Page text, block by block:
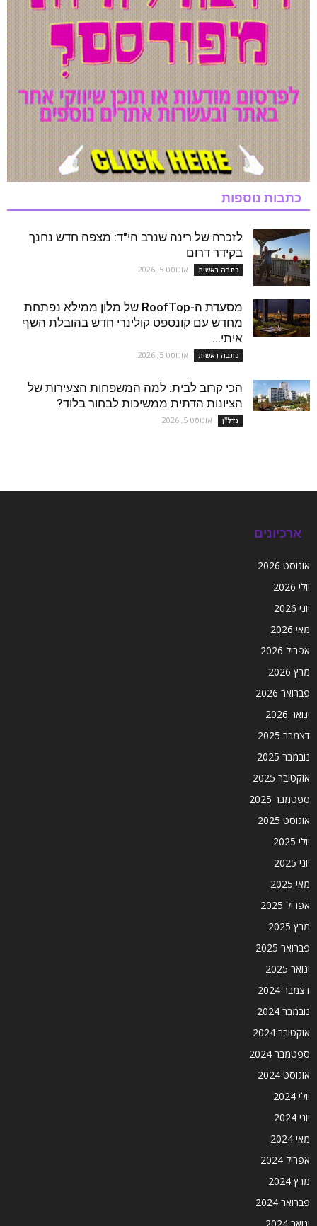
כתבות נוספות
לזכרה של רינה שנרב הי"ד: מצפה חדש נחנך
בקידר דרום
כתבה ראשית אוגוסט 5, 2026
מסעדת ה-RoofTop של מלון ממילא נפתחת
מחדש עם קונספט קולינרי חדש בהובלת השף
איתי...
כתבה ראשית אוגוסט 5, 2026
הכי קרוב לבית: למה המשפחות הצעירות של
הציונות הדתית ממשיכות לבחור בלוד?
נדל''ן אוגוסט 5, 2026
ארכיונים
אוגוסט 2026
יולי 2026
יוני 2026
מאי 2026
אפריל 2026
מרץ 2026
פברואר 2026
ינואר 2026
דצמבר 2025
נובמבר 2025
אוקטובר 2025
ספטמבר 2025
אוגוסט 2025
יולי 2025
יוני 2025
מאי 2025
אפריל 2025
מרץ 2025
פברואר 2025
ינואר 2025
דצמבר 2024
נובמבר 2024
אוקטובר 2024
ספטמבר 2024
אוגוסט 2024
יולי 2024
יוני 2024
מאי 2024
אפריל 2024
מרץ 2024
פברואר 2024